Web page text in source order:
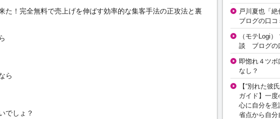
た！完全無料で売上げを伸ばす効率的な集客手法の正攻法と裏
ら
でしょ？
戸川夏也「
ブログの口コ
（モテLogi
談 ブログの
即惚れ４ツ
なし？
【“別れた彼
ガイド】一
心に自分を意
省点から自分